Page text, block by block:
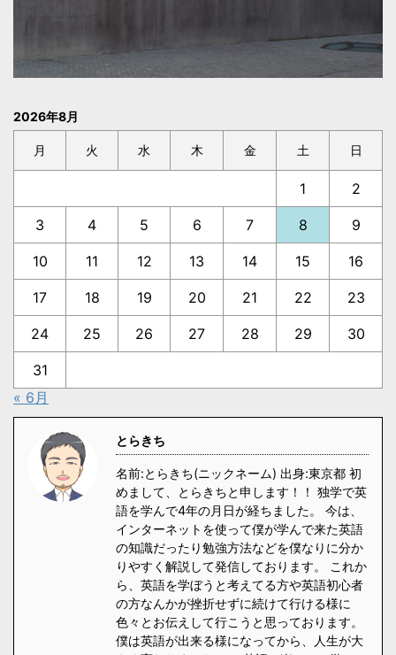
2026年8月
月 火 水 木 金 土 日
1 2
3 4 5 6 7 8 9
10 11 12 13 14 15 16
17 18 19 20 21 22 23
24 25 26 27 28 29 30
31
« 6月
とらきち
名前:とらきち(ニックネーム) 出身:東京都 初
めまして、とらきちと申します！！ 独学で英
語を学んで4年の月日が経ちました。 今は、
インターネットを使って僕が学んで来た英語
の知識だったり勉強方法などを僕なりに分か
りやすく解説して発信しております。 これか
ら、英語を学ぼうと考えてる方や英語初心者
の方なんかが挫折せずに続けて行ける様に
色々とお伝えして行こうと思っております。
僕は英語が出来る様になってから、人生が大